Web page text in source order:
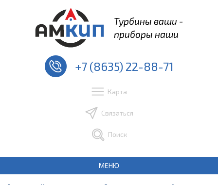
Турбины ваши -
приборы наши
+7 (8635) 22-88-71
Карта
Связаться
Поиск
МЕНЮ